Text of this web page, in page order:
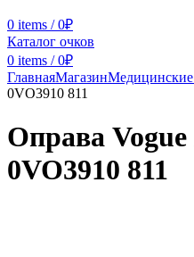
0 items / 0₽
Каталог очков
0 items / 0₽
ГлавнаяМагазин
0VO3910 811
Оправа
0VO3910 811